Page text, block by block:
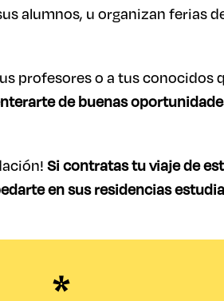
alumnos, u organizan ferias
profesores o a tus conocidos
de buenas
Si contratas tu viaje de
en sus residencias